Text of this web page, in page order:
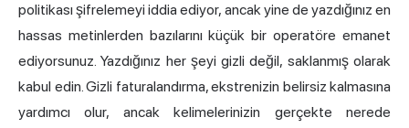
politikası şifrelemeyi iddia ediyor, ancak yine de yazdığınız en
hassas metinlerden bazılarını küçük bir operatöre emanet
ediyorsunuz. Yazdığınız her şeyi gizli değil, saklanmış olarak
kabul edin. Gizli faturalandırma, ekstrenizin belirsiz kalmasına
yardımcı olur, ancak kelimelerinizin gerçekte nerede